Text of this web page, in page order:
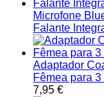
Microfone
Falante
Adaptador
Fêmea para
7,95 €